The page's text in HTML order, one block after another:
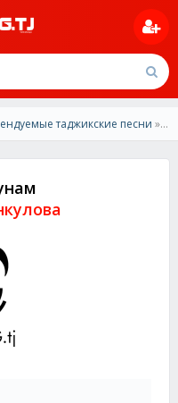
таджикские песни » Нигина Амонкулова - Садоят кунам